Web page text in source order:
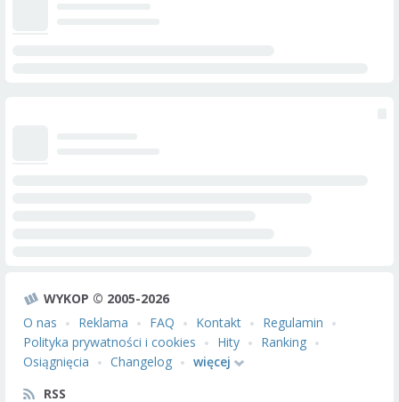
WYKOP © 2005-2026
O nas
Reklama FAQ Kontakt
Regulamin
Polityka prywatności i cookies
Hity
Ranking
Osiągnięcia
Changelog
więcej
RSS